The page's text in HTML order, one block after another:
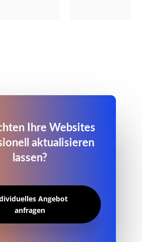
Ihre Websites
aktualisieren
lassen?
Angebot
anfragen